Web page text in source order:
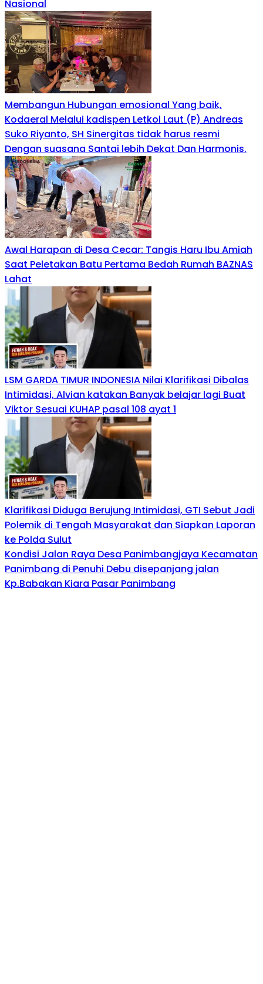
Nasional
Membangun Hubungan emosional Yang baik,
Kodaeral Melalui kadispen Letkol Laut (P) Andreas
Suko Riyanto, SH Sinergitas tidak harus resmi
Dengan suasana Santai lebih Dekat Dan Harmonis.
Awal Harapan di Desa Cecar: Tangis Haru Ibu Amiah
Saat Peletakan Batu Pertama Bedah Rumah BAZNAS
Lahat
LSM GARDA TIMUR INDONESIA Nilai Klarifikasi Dibalas
Intimidasi, Alvian katakan Banyak belajar lagi Buat
Viktor Sesuai KUHAP pasal 108 ayat 1
Klarifikasi Diduga Berujung Intimidasi, GTI Sebut Jadi
Polemik di Tengah Masyarakat dan Siapkan Laporan
ke Polda Sulut
Kondisi Jalan Raya Desa Panimbangjaya Kecamatan
Panimbang di Penuhi Debu disepanjang jalan
Kp.Babakan Kiara Pasar Panimbang